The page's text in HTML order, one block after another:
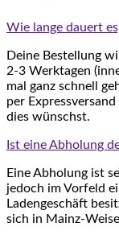
Wie lange dauert
Deine Bestellung
2-3 Werktagen
mal ganz schnell
per
dies wünschst.
Ist eine Abholung
Eine Abholung ist
jedoch im Vorfeld
Ladengeschäft
sich in Mainz-